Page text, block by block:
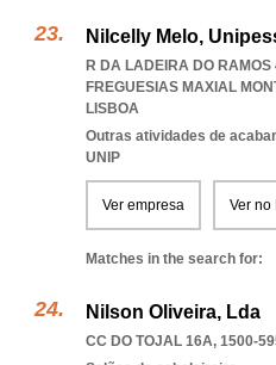
Nilcelly Melo,
R DA LADEIRA DO
FREGUESIAS MAXIAL
LISBOA
Outras atividades de
UNIP
Ver empresa Ver no
Matches in the search for:
Nilson Oliveira, Lda
CC DO TOJAL 16A, 1500-